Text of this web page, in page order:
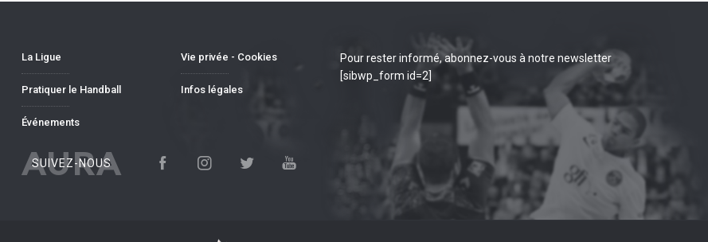
La Ligue
Pratiquer le Handball
Événements
Vie privée - Cookies
Infos légales
AURA
SUIVEZ-NOUS
Pour rester informé, abonnez-vous à notre newsletter
[sibwp_form id=2]